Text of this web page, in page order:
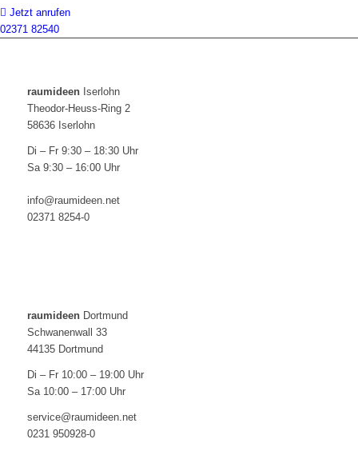
Jetzt anrufen
02371 82540
raumideen Iserlohn
Theodor-Heuss-Ring 2
58636 Iserlohn
Di – Fr 9:30 – 18:30 Uhr
Sa 9:30 – 16:00 Uhr
info@raumideen.net
02371 8254-0
raumideen Dortmund
Schwanenwall 33
44135 Dortmund
Di – Fr 10:00 – 19:00 Uhr
Sa 10:00 – 17:00 Uhr
service@raumideen.net
0231 950928-0